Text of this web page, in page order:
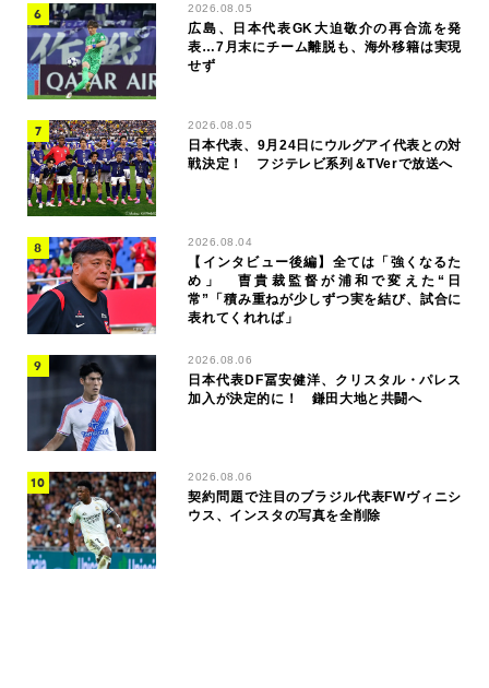
2026.08.05
広島、日本代表GK大迫敬介の再合流を発
表…7月末にチーム離脱も、海外移籍は実現
せず
2026.08.05
日本代表、9月24日にウルグアイ代表との対
戦決定！ フジテレビ系列＆TVerで放送へ
2026.08.04
【インタビュー後編】全ては「強くなるた
め」 曺貴裁監督が浦和で変えた“日
常”「積み重ねが少しずつ実を結び、試合に
表れてくれれば」
2026.08.06
日本代表DF冨安健洋、クリスタル・パレス
加入が決定的に！ 鎌田大地と共闘へ
2026.08.06
契約問題で注目のブラジル代表FWヴィニシ
ウス、インスタの写真を全削除